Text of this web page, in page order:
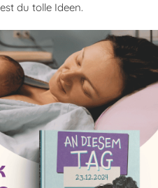
du tolle Ideen.